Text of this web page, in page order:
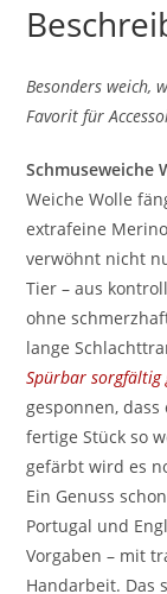
Besonders weich,
Favorit für
Schmuseweiche
Weiche Wolle
extrafeine
verwöhnt nicht
Tier – aus
ohne
lange
Spürbar sorgfältig
gesponnen,
fertige Stück so
gefärbt wird es
Ein Genuss
Portugal und
Vorgaben – mit
Handarbeit. Das